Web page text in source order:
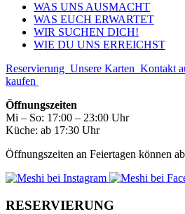
WAS UNS AUSMACHT
WAS EUCH ERWARTET
WIR SUCHEN DICH!
WIE DU UNS ERREICHST
Reservierung Unsere Karten Kontakt
kaufen
Öffnungszeiten
Mi – So: 17:00 – 23:00 Uhr
Küche: ab 17:30 Uhr
Öffnungszeiten an Feiertagen können
RESERVIERUNG